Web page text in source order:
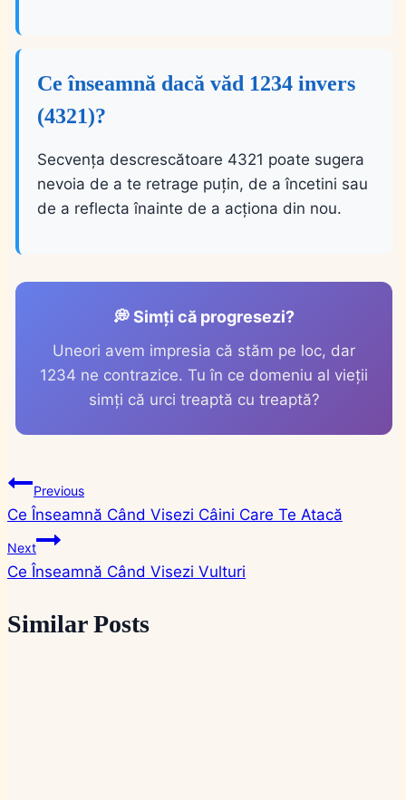
Ce înseamnă dacă văd 1234 invers
(4321)?
Secvența descrescătoare 4321 poate sugera
nevoia de a te retrage puțin, de a încetini sau
de a reflecta înainte de a acționa din nou.
💭 Simți că progresezi?
Uneori avem impresia că stăm pe loc, dar
1234 ne contrazice. Tu în ce domeniu al vieții
simți că urci treaptă cu treaptă?
Navigare
în
articole
Previous
Ce Înseamnă Când Visezi Câini Care Te Atacă
Next
Ce Înseamnă Când Visezi Vulturi
Similar Posts